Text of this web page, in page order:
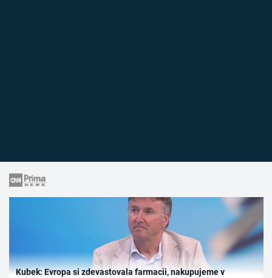
Kubek: Evropa si zdevastovala farmacii, nakupujeme v